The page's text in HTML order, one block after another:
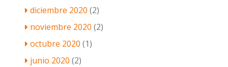
diciembre 2020 (2)
noviembre 2020 (2)
octubre 2020 (1)
junio 2020 (2)